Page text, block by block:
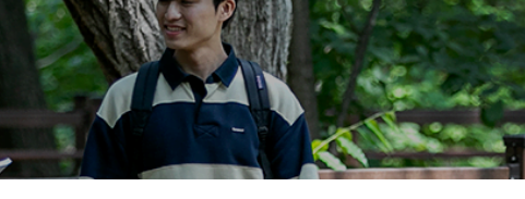
체학점인정제
인정 서류제출
LINC3.0사업단
이노폴리스캠퍼스 사업
(강소특구지원사업)
일반인 창업강좌